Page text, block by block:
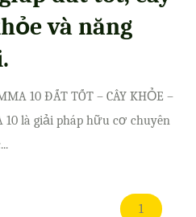
và năng
10 ĐẤT TỐT – CÂY KHỎE –
10 là giải pháp hữu cơ chuyên
1